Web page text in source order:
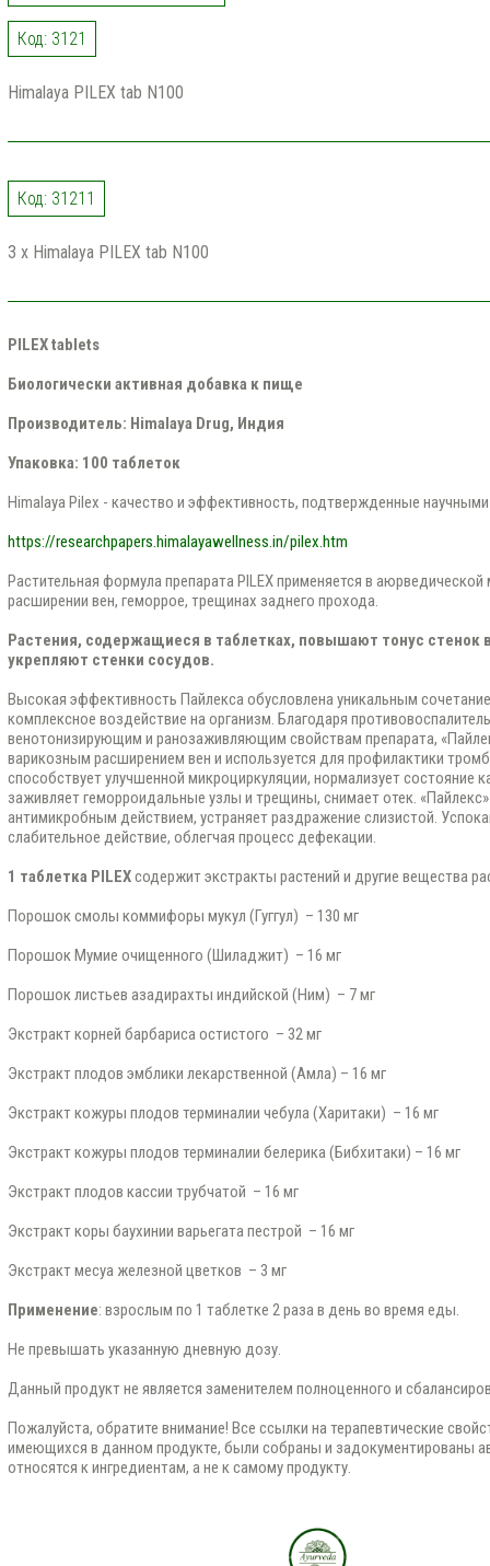
Код: 3121
Himalaya PILEX tab N100
Код: 31211
3 x Himalaya PILEX tab N100
PILEX tablets
Биологически активная добавка к пище
Производитель: Himalaya Drug, Индия
Упаковка: 100 таблеток
Himalaya Pilex - качество и эффективность, подтвержденные
https://researchpapers.himalayawellness.in/pilex.htm
Растительная формула препарата PILEX применяется в
расширении вен, геморрое, трещинах заднего прохода.
Растения, содержащиеся в таблетках, повышают тонус стенок
укрепляют стенки сосудов.
Высокая эффективность Пайлекса обусловлена уникальным
комплексное воздействие на организм. Благодаря
венотонизирующим и ранозаживляющим свойствам препарата,
варикозным расширением вен и используется для профилактики
способствует улучшенной микроциркуляции, нормализует состояние
заживляет геморроидальные узлы и трещины, снимает отек.
антимикробным действием, устраняет раздражение слизистой.
слабительное действие, облегчая процесс дефекации.
1 таблетка PILEXсодержит экстракты растений и другие вещества
Порошок смолы коммифоры мукул (Гуггул) – 130 мг
Порошок Мумие очищенного (Шиладжит) – 16 мг
Порошок листьев азадирахты индийской (Ним) – 7 мг
Экстракт корней барбариса остистого – 32 мг
Экстракт плодов эмблики лекарственной (Амла) – 16 мг
Экстракт кожуры плодов терминалии чебула (Харитаки) – 16 мг
Экстракт кожуры плодов терминалии белерика (Бибхитаки) – 16 мг
Экстракт плодов кассии трубчатой – 16 мг
Экстракт коры баухинии варьегата пестрой – 16 мг
Экстракт месуа железной цветков – 3 мг
Применение: взрослым по 1 таблетке 2 раза в день во время еды.
Не превышать указанную дневную дозу.
Данный прoдукт не является заменителем полноценного и
Пожалуйста, обратите внимание! Все ссылки на терапевтические
имеющихся в данном продукте, были собраны и задокументированы
относятся к ингредиентам, а не к самому продукту.